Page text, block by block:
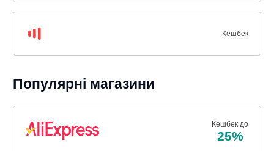
Кешбек
Популярні магазини
Кешбек до
25%